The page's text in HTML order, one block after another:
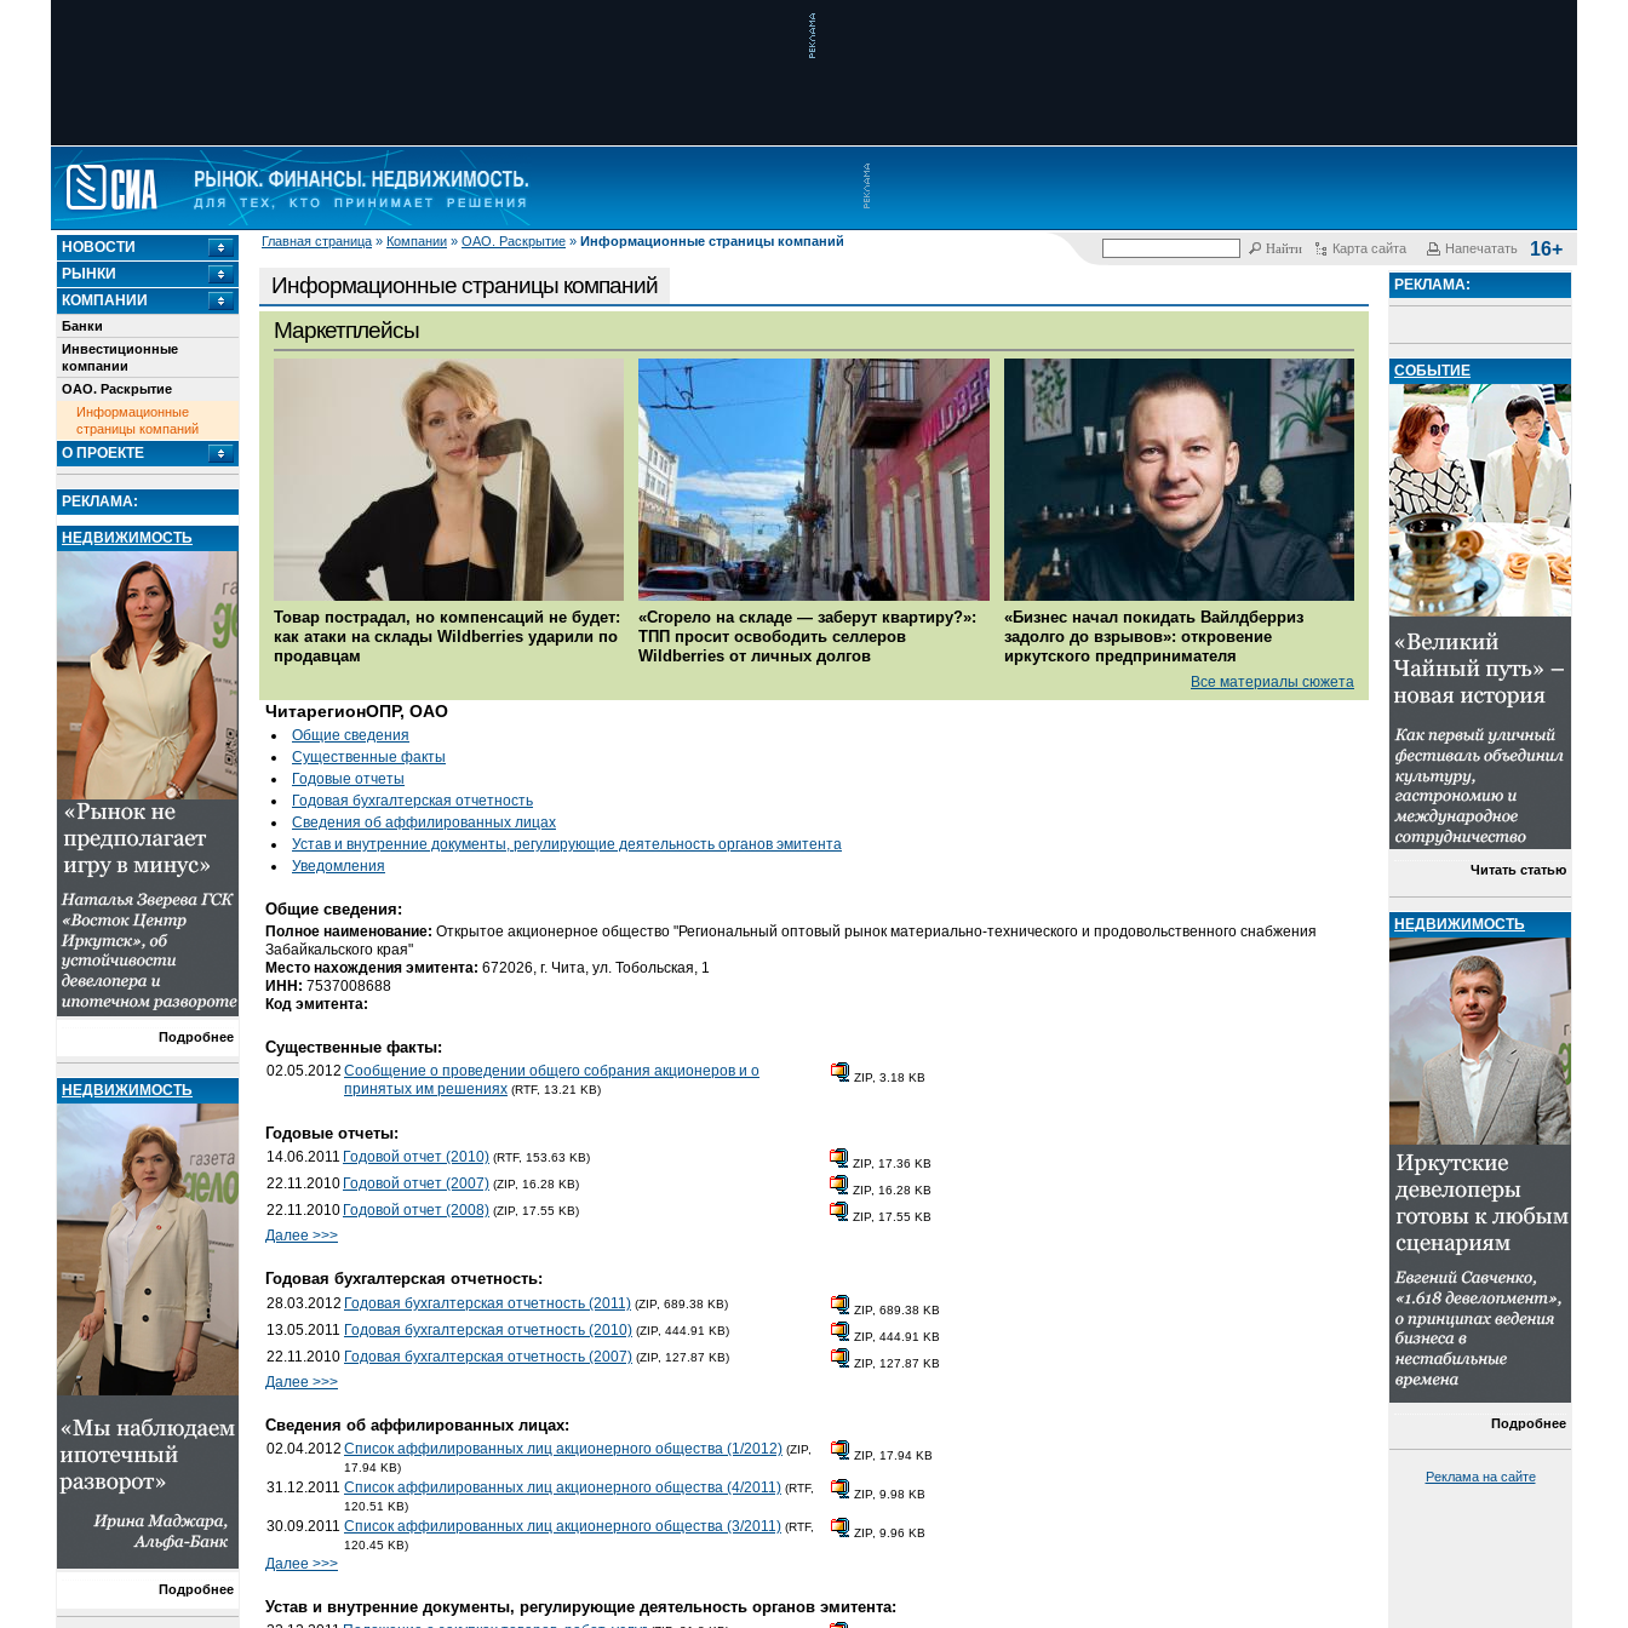
Главная страница » Компании » ОАО. Раскрытие » Информационные страницы компаний
Карта сайта Напечатать 16+
НОВОСТИ
РЫНКИ
КОМПАНИИ
Банки
Инвестиционные
компании
ОАО. Раскрытие
Информационные
страницы компаний
О ПРОЕКТЕ
РЕКЛАМА:
НЕДВИЖИМОСТЬ
Подробнее
НЕДВИЖИМОСТЬ
Подробнее
Информационные страницы компаний
Маркетплейсы
Товар пострадал, но компенсаций не будет:
как атаки на склады Wildberries ударили по
продавцам
«Сгорело на складе — заберут квартиру?»:
ТПП просит освободить селлеров
Wildberries от личных долгов
«Бизнес начал покидать Вайлдберриз
задолго до взрывов»: откровение
иркутского предпринимателя
Все материалы сюжета
ЧитарегионОПР, ОАО
Общие сведения
Существенные факты
Годовые отчеты
Годовая бухгалтерская отчетность
Cведения об аффилированных лицах
Устав и внутренние документы, регулирующие деятельность органов эмитента
Уведомления
Общие сведения:
Полное наименование: Открытое акционерное общество "Региональный оптовый рынок материально-технического и продовольственного снабжения
Забайкальского края"
Место нахождения эмитента: 672026, г. Чита, ул. Тобольская, 1
ИНН: 7537008688
Код эмитента:
Существенные факты:
02.05.2012 Сообщение о проведении общего собрания акционеров и о
принятых им решениях (RTF, 13.21 KB)
ZIP, 3.18 KB
Годовые отчеты:
14.06.2011 Годовой отчет (2010) (RTF, 153.63 KB) ZIP, 17.36 KB
22.11.2010 Годовой отчет (2007) (ZIP, 16.28 KB) ZIP, 16.28 KB
22.11.2010 Годовой отчет (2008) (ZIP, 17.55 KB) ZIP, 17.55 KB
Далее >>>
Годовая бухгалтерская отчетность:
28.03.2012 Годовая бухгалтерская отчетность (2011) (ZIP, 689.38 KB) ZIP, 689.38 KB
13.05.2011 Годовая бухгалтерская отчетность (2010) (ZIP, 444.91 KB) ZIP, 444.91 KB
22.11.2010 Годовая бухгалтерская отчетность (2007) (ZIP, 127.87 KB) ZIP, 127.87 KB
Далее >>>
Cведения об аффилированных лицах:
02.04.2012 Список аффилированных лиц акционерного общества (1/2012) (ZIP,
17.94 KB)
ZIP, 17.94 KB
31.12.2011 Список аффилированных лиц акционерного общества (4/2011) (RTF,
120.51 KB)
ZIP, 9.98 KB
30.09.2011 Список аффилированных лиц акционерного общества (3/2011) (RTF,
120.45 KB)
ZIP, 9.96 KB
Далее >>>
Устав и внутренние документы, регулирующие деятельность органов эмитента:
РЕКЛАМА:
СОБЫТИЕ
Читать статью
НЕДВИЖИМОСТЬ
Подробнее
Реклама на сайте